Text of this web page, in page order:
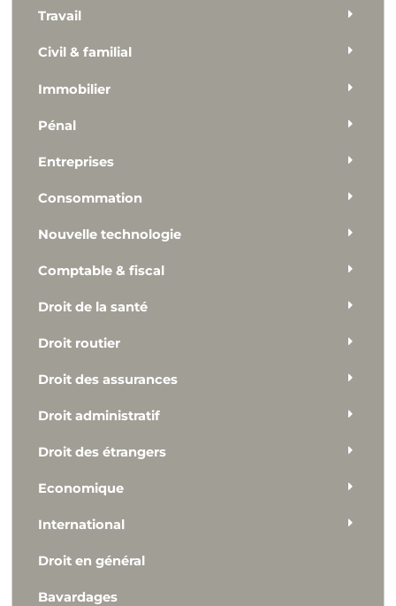
Travail
Civil & familial
Immobilier
Pénal
Entreprises
Consommation
Nouvelle technologie
Comptable & fiscal
Droit de la santé
Droit routier
Droit des assurances
Droit administratif
Droit des étrangers
Economique
International
Droit en général
Bavardages